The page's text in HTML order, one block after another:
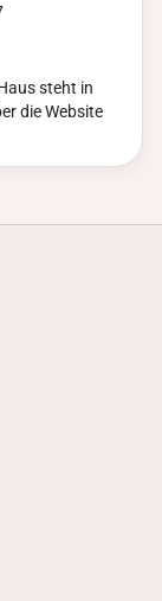
steht in
die Website